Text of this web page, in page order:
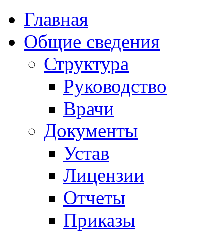
Главная
Общие сведения
Структура
Руководство
Врачи
Документы
Устав
Лицензии
Отчеты
Приказы